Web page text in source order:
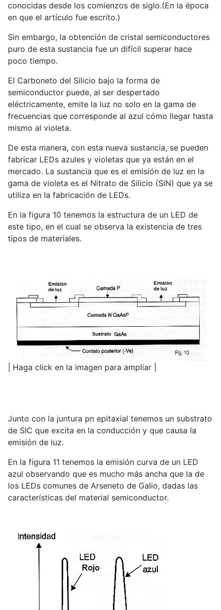
conocidas desde los comienzos de siglo.(En la época
en que el artículo fue escrito.)
Sin embargo, la obtención de cristal semiconductores
puro de esta sustancia fue un difícil superar hace
poco tiempo.
El Carboneto del Silicio bajo la forma de
semiconductor puede, al ser despertado
eléctricamente, emite la luz no solo en la gama de
frecuencias que corresponde al azul cómo llegar hasta
mismo al violeta.
De esta manera, con esta nueva sustancia, se pueden
fabricar LEDs azules y violetas que ya están en el
mercado. La sustancia que es el emisión de luz en la
gama de violeta es el Nitrato de Silicio (SiN) que ya se
utiliza en la fabricación de LEDs.
En la figura 10 tenemos la estructura de un LED de
este tipo, en el cual se observa la existencia de tres
tipos de materiales.
| Haga click en la imagen para ampliar |
Junto con la juntura pn epitaxial tenemos un substrato
de SIC que excita en la conducción y que causa la
emisión de luz.
En la figura 11 tenemos la emisión curva de un LED
azul observando que es mucho más ancha que la de
los LEDs comunes de Arseneto de Galio, dadas las
características del material semiconductor.